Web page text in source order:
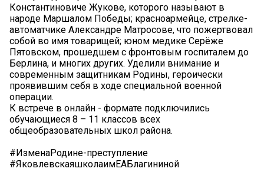
Константиновиче Жукове, которого называют в
народе Маршалом Победы; красноармейце, стрелке-
автоматчике Александре Матросове, что пожертвовал
собой во имя товарищей; юном медике Серёже
Пятовском, прошедшем с фронтовым госпиталем до
Берлина, и многих других. Уделили внимание и
современным защитникам Родины, героически
проявившим себя в ходе специальной военной
операции.
К встрече в онлайн - формате подключились
обучающиеся 8 – 11 классов всех
общеобразовательных школ района.
#ИзменаРодине-преступление
#ЯковлевскаяшколаимЕАБлагининой